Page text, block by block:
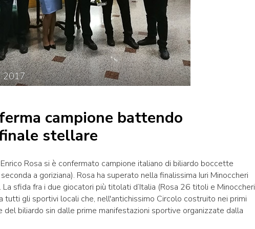
2017
campione battendo
stellare
Rosa si è confermato campione italiano di biliardo boccette
a goriziana). Rosa ha superato nella finalissima Iuri Minoccheri
sfida fra i due giocatori più titolati d’Italia (Rosa 26 titoli e Minoccheri
gli sportivi locali che, nell'antichissimo Circolo costruito nei primi
biliardo sin dalle prime manifestazioni sportive organizzate dalla